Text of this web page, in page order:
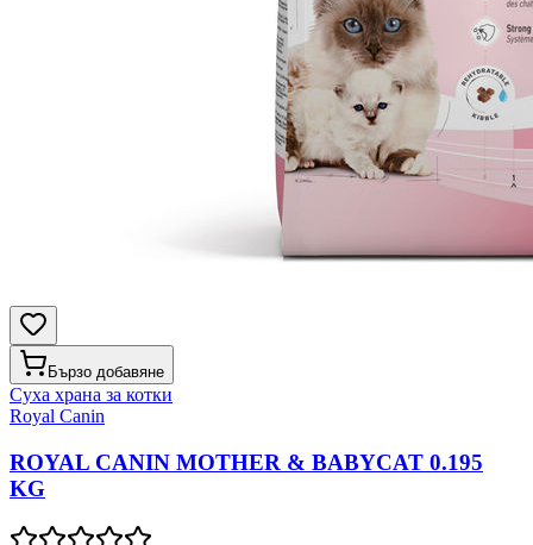
Бързо добавяне
Суха храна за котки
Royal Canin
ROYAL CANIN MOTHER & BABYCAT 0.195
KG